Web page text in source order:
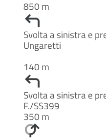
850 m
Svolta a sinistra e
Ungaretti
140 m
Svolta a sinistra e
F./SS399
350 m